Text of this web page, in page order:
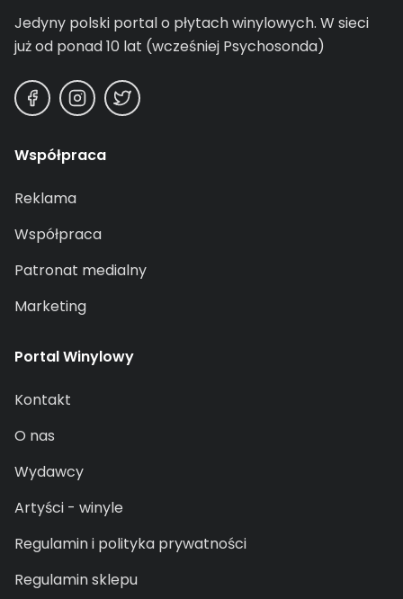
Jedyny polski portal o płytach winylowych. W sieci
już od ponad 10 lat (wcześniej Psychosonda)
Współpraca
Reklama
Współpraca
Patronat medialny
Marketing
Portal Winylowy
Kontakt
O nas
Wydawcy
Artyści - winyle
Regulamin i polityka prywatności
Regulamin sklepu